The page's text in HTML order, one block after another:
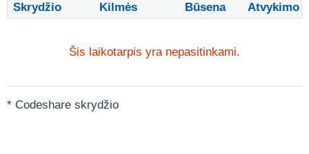
Skrydžio Kilmės Būsena Atvykimo
Šis laikotarpis yra nepasitinkami.
* Codeshare skrydžio